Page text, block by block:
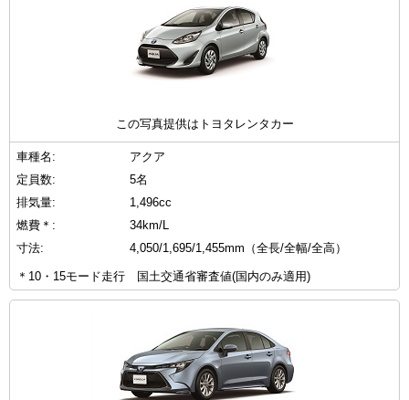
この写真提供はトヨタレンタカー
車種名:
アクア
定員数:
5名
排気量:
1,496cc
燃費＊:
34km/L
寸法:
4,050/1,695/1,455mm（全長/全幅/全高）
＊10・15モード走行 国土交通省審査値(国内のみ適用)